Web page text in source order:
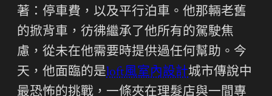
著：停車費，以及平行泊車。他那輛老舊
的掀背車，彷彿繼承了他所有的駕駛焦
慮，從未在他需要時提供過任何幫助。今
天，他面臨的是loft風室內設計城市傳說中
最恐怖的挑戰，一條夾在理髮店與一間專